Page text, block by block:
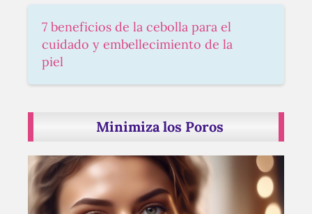
7 beneficios de la cebolla para el
cuidado y embellecimiento de la
piel
Minimiza los Poros